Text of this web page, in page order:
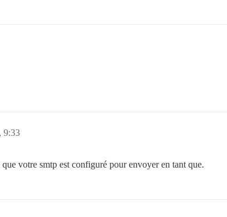
9:33
votre smtp est configuré pour envoyer en tant que.